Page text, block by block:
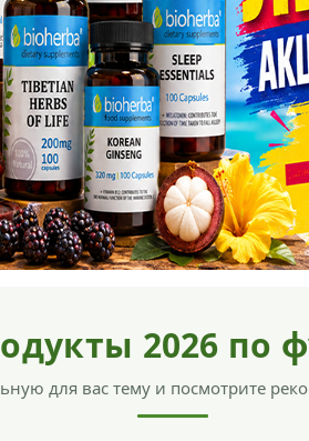
2026 по
для вас тему и посмотрите